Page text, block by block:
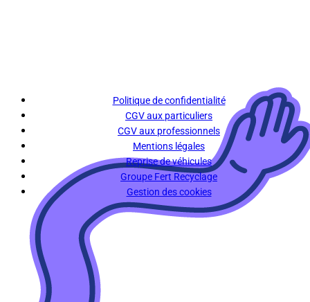
Politique de confidentialité
CGV aux particuliers
CGV aux professionnels
Mentions légales
Reprise de véhicules
Groupe Fert Recyclage
Gestion des cookies